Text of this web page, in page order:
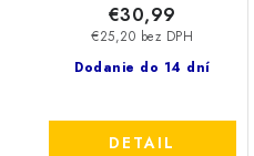
Dodanie do 14 dní
€25,20 bez DPH
€30,99
DETAIL